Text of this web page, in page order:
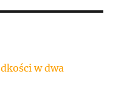
w dwa